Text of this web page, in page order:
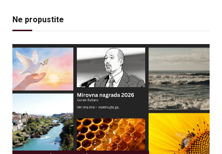
Ne propustite